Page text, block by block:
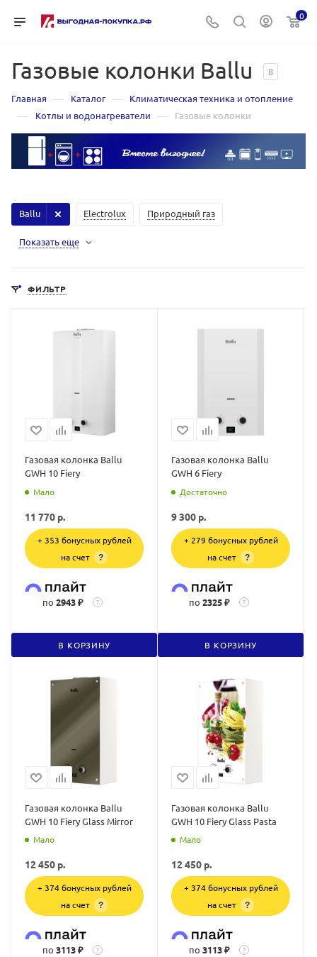
0
Газовые колонки Ballu 8
Главная — Каталог — Климатическая техника и отопление
— Котлы и водонагреватели — Газовые колонки
Ballu Electrolux Природный газ
Показать еще
ФИЛЬТР
Газовая колонка Ballu
GWH 10 Fiery
Мало
11 770 р.
+ 353 бонусных рублей
на счет
?
по 2943 ₽ ?
В КОРЗИНУ
Газовая колонка Ballu
GWH 6 Fiery
Достаточно
9 300 р.
+ 279 бонусных рублей
на счет
?
по 2325 ₽ ?
В КОРЗИНУ
Газовая колонка Ballu
GWH 10 Fiery Glass Mirror
Мало
12 450 р.
+ 374 бонусных рублей
на счет
?
по 3113 ₽ ?
Газовая колонка Ballu
GWH 10 Fiery Glass Pasta
Мало
12 450 р.
+ 374 бонусных рублей
на счет
?
по 3113 ₽ ?